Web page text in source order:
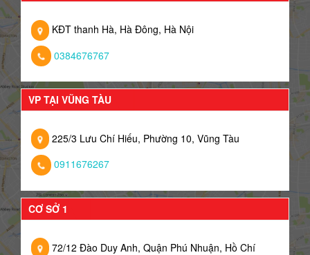
KĐT thanh Hà, Hà Đông, Hà Nội
0384676767
VP TẠI VŨNG TÀU
225/3 Lưu Chí Hiếu, Phường 10, Vũng Tàu
0911676267
CƠ SỞ 1
72/12 Đào Duy Anh, Quận Phú Nhuận, Hồ Chí